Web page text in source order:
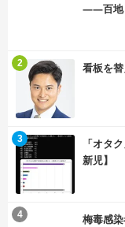
――百地
看板を
2
「オタ
新児】
3
梅毒感
4